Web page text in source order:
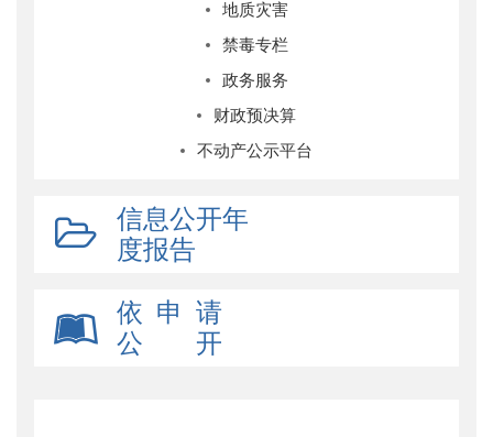
地质灾害
禁毒专栏
政务服务
财政预决算
不动产公示平台
信息公开年
度报告
依 申 请
公 开